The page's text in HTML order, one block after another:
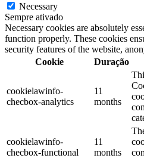
Necessary
Sempre ativado
Necessary cookies are absolutely
function properly. These cookies
security features of the website,
Cookie
Duração
cookielawinfo-
checbox-analytics
11
months
cookielawinfo-
checbox-functional
11
months